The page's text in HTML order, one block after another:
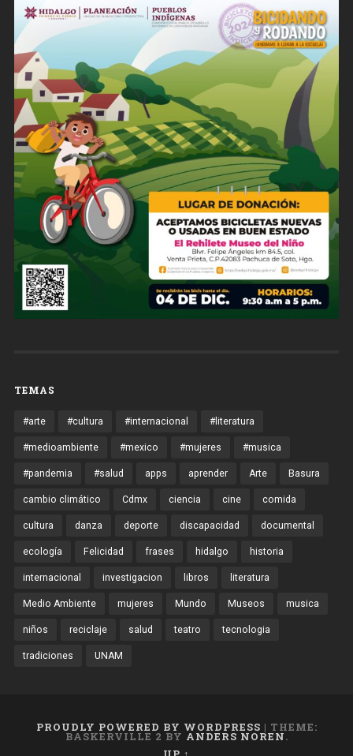
TEMAS
#arte #cultura #internacional #literatura
#medioambiente #mexico #mujeres #musica
#pandemia #salud apps aprender Arte Basura
cambio climático Cdmx ciencia cine comida
cultura danza deporte discapacidad documental
ecología Felicidad frases hidalgo historia
internacional investigacion libros literatura
Medio Ambiente mujeres Mundo Museos musica
niños reciclaje salud teatro tecnologia
tradiciones UNAM
PROUDLY POWERED BY WORDPRESS | THEME:
BASKERVILLE 2 BY ANDERS NOREN.
UP ↑